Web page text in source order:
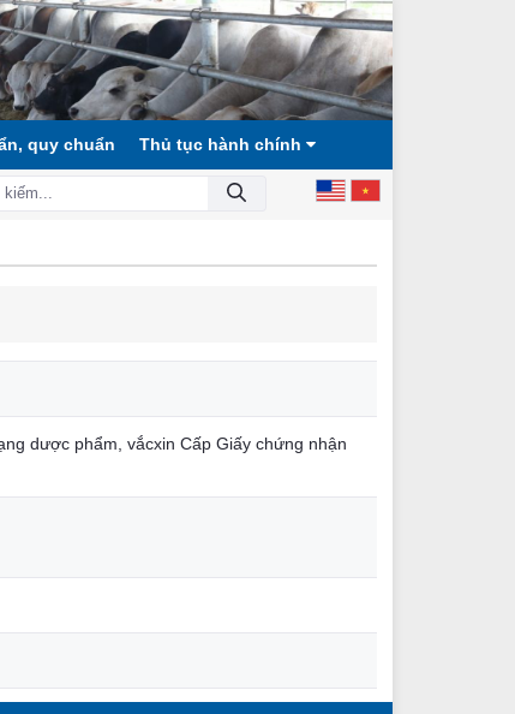
quy chuẩn Thủ tục hành chính
BẰNG, DÂN CHỦ, VĂN MINH!
dược phẩm, vắcxin Cấp Giấy chứng nhận